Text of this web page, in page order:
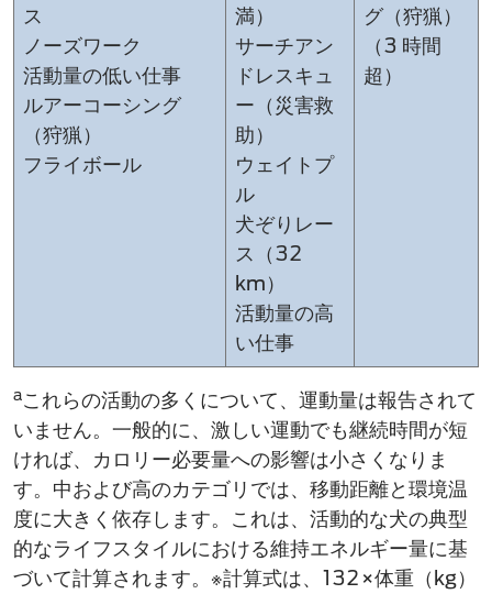
ス
ノーズワーク​
活動量の低い仕事
ルアーコーシング​
（狩猟）
フライボール
満）
サーチアン
ドレスキュ
ー（災害救
助​）
ウェイトプ
ル
犬ぞりレー
ス（32
km）
活動量の高
い仕事
グ（狩猟）
（3 時間
超）
aこれらの活動の多くについて、運動量は報告されて
いません。一般的に、激しい運動でも継続時間​が短
ければ、カロリー必要量への影響は小さくなりま
す。中および高のカテゴリでは、移動距離と環境温
度に大きく依存します。これは、活動的な犬の典型
的なライフスタイルにおける維持エネルギー量に基
づいて計算されます。※計算式は、132×体重（kg）